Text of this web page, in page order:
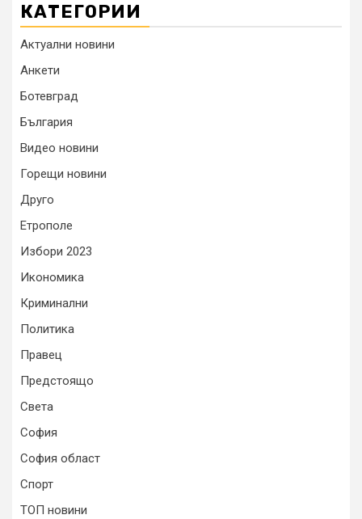
КАТЕГОРИИ
Актуални новини
Анкети
Ботевград
България
Видео новини
Горещи новини
Друго
Етрополе
Избори 2023
Икономика
Криминални
Политика
Правец
Предстоящо
Света
София
София област
Спорт
ТОП новини